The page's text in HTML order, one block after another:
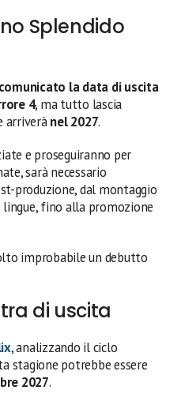
Splendido
la data di uscita
4, ma tutto lascia
arriverànel 2027.
e proseguiranno per
sarà necessario
produzione, dal montaggio
fino alla promozione
improbabile un debutto
di uscita
, analizzando il ciclo
stagione potrebbe essere
2027.